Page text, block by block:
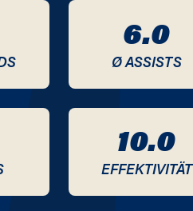
6.0
Ø ASSISTS
10.0
EFFEKTIVITÄT